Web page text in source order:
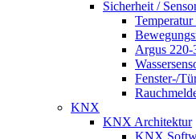
Sicherheit /
Argus 220-
Fenster-/
KNX
KNX Architektur
KNX